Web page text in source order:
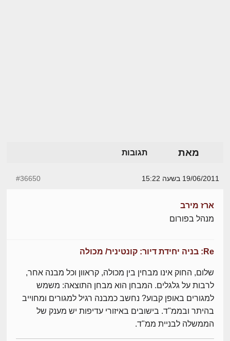
מאת תגובות
19/06/2011 בשעה 15:22 #36650
ארז מירב
מנהל בפורום
Re: בניה יחידת דיור: קונטיניר/ מכולה
שלום, החוק אינו מבחין בין מכולה, קראוון וכל מבנה אחר,
לרבות על גלגלים. המבחן הוא מבחן התוצאה: משמש
למגורים באופן קבוע? נחשב כמבנה רגיל למגורים ומחוייב
בהיתר ובממ"ד. בישובים באיזורי עדיפות יש מענק של
הממשלה לבניית ממ"ד.